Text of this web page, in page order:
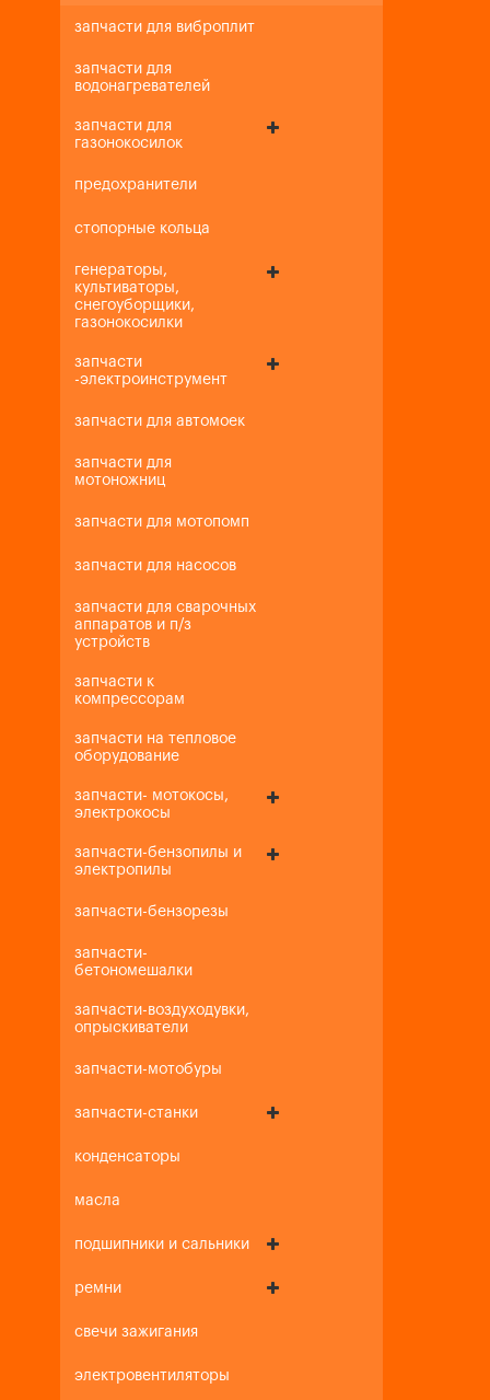
запчасти для виброплит
запчасти для
водонагревателей
запчасти для
газонокосилок
предохранители
стопорные кольца
генераторы,
культиваторы,
снегоуборщики,
газонокосилки
запчасти
-электроинструмент
запчасти для автомоек
запчасти для
мотоножниц
запчасти для мотопомп
запчасти для насосов
запчасти для сварочных
аппаратов и п/з
устройств
запчасти к
компрессорам
запчасти на тепловое
оборудование
запчасти- мотокосы,
электрокосы
запчасти-бензопилы и
электропилы
запчасти-бензорезы
запчасти-
бетономешалки
запчасти-воздуходувки,
опрыскиватели
запчасти-мотобуры
запчасти-станки
конденсаторы
масла
подшипники и сальники
ремни
свечи зажигания
электровентиляторы